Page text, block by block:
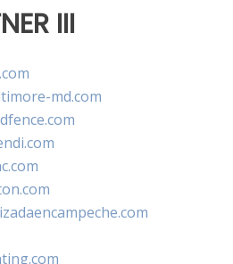
III
md.com